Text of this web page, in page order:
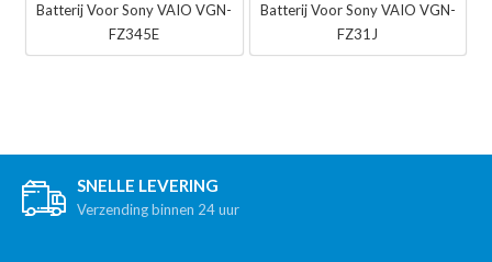
Batterij Voor Sony VAIO VGN-
FZ345E
Batterij Voor Sony VAIO VGN-
FZ31J
SNELLE LEVERING
Verzending binnen 24 uur